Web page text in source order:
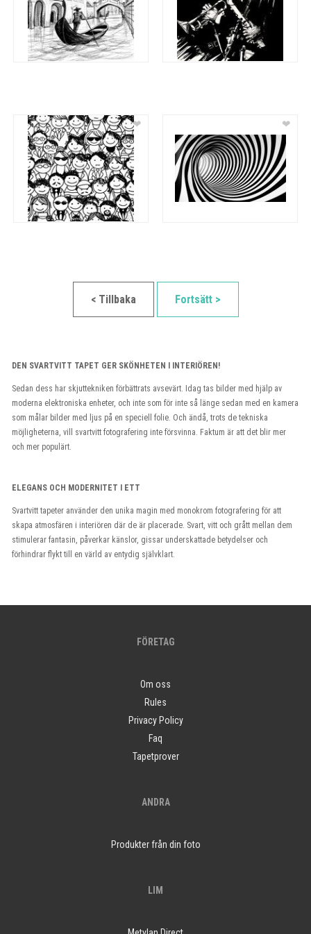
❤ ❤
< Tillbaka Fortsätt >
DEN SVARTVITT TAPET GER SKÖNHETEN I INTERIÖREN!
Sedan dess har skjuttekniken förbättrats avsevärt. Idag tas bilder med hjälp av
moderna elektroniska enheter, och inte som för inte så länge sedan med en kamera
som målar bilder med ljus på en speciell folie. Och ändå, trots de tekniska
möjligheterna, vill svartvitt fotografering inte försvinna. Faktum är att det blir mer
och mer populärt.
ELEGANS OCH MODERNITET I ETT
Svartvitt tapeter använder den unika magin med monokrom fotografering för att
skapa atmosfären i interiören där de är placerade. Svart, vitt och grått mellan dem
stimulerar fantasin, påverkar känslor, gissar underskattade betydelser och
förhindrar flykt till en värld av entydig självklart.
FÖRETAG
Om oss
Rules
Privacy Policy
Faq
Tapetprover
ANDRA
Produkter från din foto
LIM